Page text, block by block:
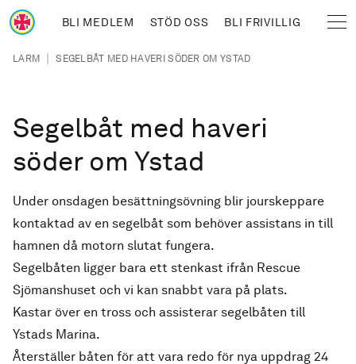
Hoppa till huvudinnehåll
BLI MEDLEM STÖD OSS BLI FRIVILLIG
Länkstig
LARM | SEGELBÅT MED HAVERI SÖDER OM YSTAD
Segelbåt med haveri
söder om Ystad
Under onsdagen besättningsövning blir jourskeppare
kontaktad av en segelbåt som behöver assistans in till
hamnen då motorn slutat fungera.
Segelbåten ligger bara ett stenkast ifrån Rescue
Sjömanshuset och vi kan snabbt vara på plats.
Kastar över en tross och assisterar segelbåten till
Ystads Marina.
Återställer båten för att vara redo för nya uppdrag 24